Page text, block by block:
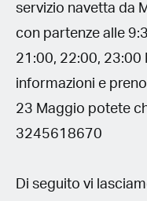
servizio navetta da
con partenze alle
21:00, 22:00, 23:00
informazioni e
23 Maggio potete
3245618670
Di seguito vi